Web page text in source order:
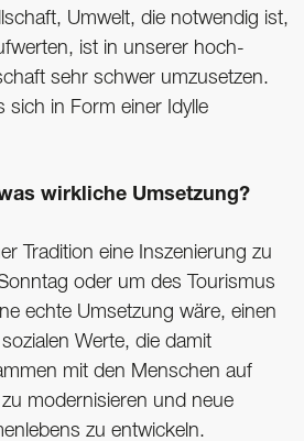
Umwelt, die notwendig ist,
ist in unserer hoch­
sehr schwer umzusetzen.
sich in Form einer Idylle
wirkliche Umsetzung?
Tradition eine Inszenierung zu
oder um des Tourismus
echte Umsetzung wäre, einen
Werte, die damit
mit den Menschen auf
modernisieren und neue
zu entwickeln.